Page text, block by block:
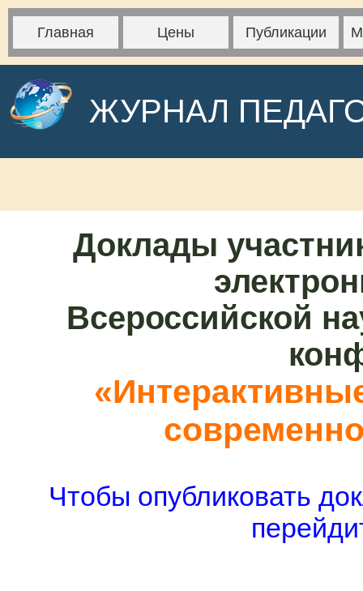
Главная Цены Публикации
ЖУРНАЛ
Доклады
Всероссийской
Чтобы опубликовать